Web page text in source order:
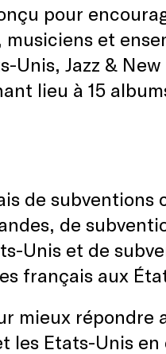
pour
et
Unis, Jazz &
lieu à 15
de subventions
de
Unis et de
français aux
mieux répondre
les Etats-Unis